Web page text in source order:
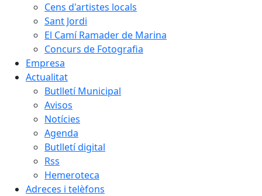
Cens d'artistes locals
Sant Jordi
El Camí Ramader de Marina
Concurs de Fotografia
Empresa
Actualitat
Butlletí Municipal
Avisos
Notícies
Agenda
Butlletí digital
Rss
Hemeroteca
Adreces i telèfons